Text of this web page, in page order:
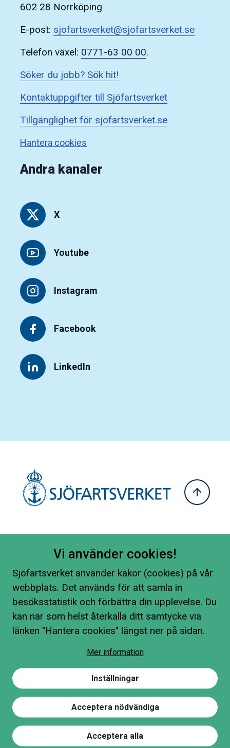
602 28 Norrköping
E-post: sjofartsverket@sjofartsverket.se
Telefon växel: 0771-63 00 00.
Söker du jobb? Sök hit!
Kontaktuppgifter till Sjöfartsverket
Tillgänglighet för sjofartsverket.se
Hantera cookies
Andra kanaler
X
Youtube
Instagram
Facebook
LinkedIn
Vi använder cookies!
Sjöfartsverket använder kakor (cookies) på vår
webbplats. Det används för att samla in
besöksstatistik och förbättra din upplevelse. Du
kan när som helst återkalla ditt samtycke via
länken "Hantera cookies" längst ner på sidan.
Mer information
Inställningar
Acceptera nödvändiga
Acceptera alla